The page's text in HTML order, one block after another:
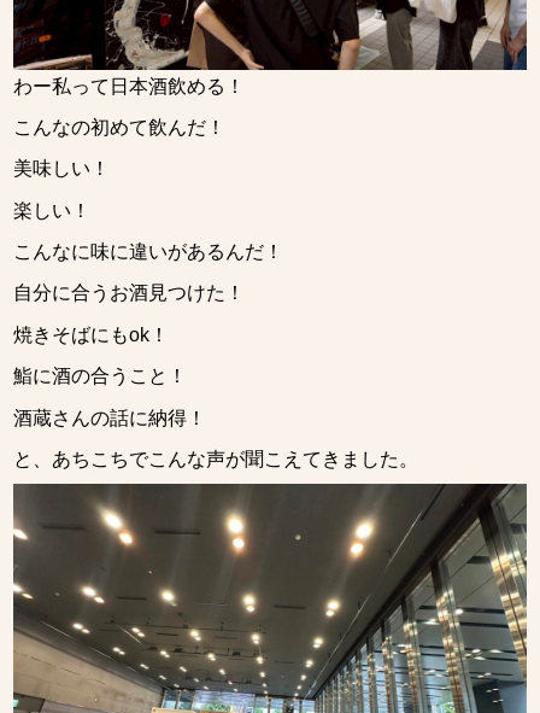
わー私って日本酒飲める！
こんなの初めて飲んだ！
美味しい！
楽しい！
こんなに味に違いがあるんだ！
自分に合うお酒見つけた！
焼きそばにもok！
鮨に酒の合うこと！
酒蔵さんの話に納得！
と、あちこちでこんな声が聞こえてきました。